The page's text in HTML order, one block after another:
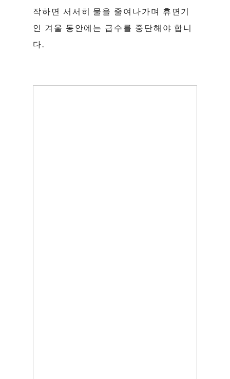
작하면 서서히 물을 줄여나가며 휴면기
인 겨울 동안에는 급수를 중단해야 합니
다.